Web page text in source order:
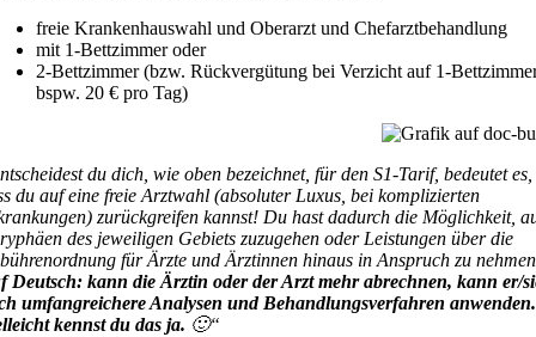
freie Krankenhauswahl und Oberarzt und Chefarztbehandlung
mit 1-Bettzimmer oder
2-Bettzimmer (bzw. Rückvergütung bei Verzicht auf 1-
bspw. 20 € pro Tag)
du dich, wie oben bezeichnet, für den S1-Tarif, bedeutet es,
du auf eine freie Arztwahl (absoluter Luxus, bei komplizierten
zurückgreifen kannst! Du hast dadurch die Möglichkeit,
des jeweiligen Gebiets zuzugehen oder Leistungen über die
für Ärzte und Ärztinnen hinaus in Anspruch zu
Deutsch: kann die Ärztin oder der Arzt mehr abrechnen, kann er/
umfangreichere Analysen und Behandlungsverfahren anwenden.
kennst du das ja. 🙂“